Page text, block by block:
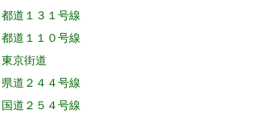
都道１３１号線
都道１１０号線
東京街道
県道２４４号線
国道２５４号線